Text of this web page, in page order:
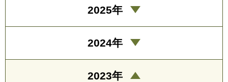
2025年
2024年
2023年